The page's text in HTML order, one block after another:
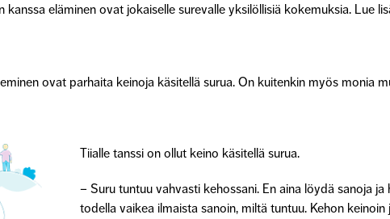
kanssa eläminen ovat jokaiselle surevalle yksilöllisiä kokemuksia. Lue
ovat parhaita keinoja käsitellä surua. On kuitenkin myös monia
Tiialle tanssi on ollut keino käsitellä surua.
– Suru tuntuu vahvasti kehossani. En aina löydä sanoja
todella vaikea ilmaista sanoin, miltä tuntuu. Kehon